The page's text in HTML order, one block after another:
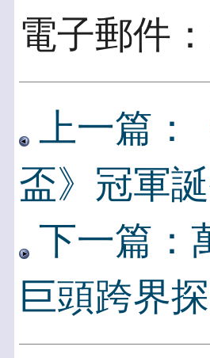
電子郵件
上一篇：
盃》冠軍誕
下一篇：
巨頭跨界